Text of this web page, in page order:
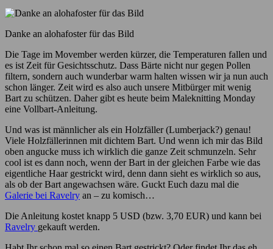
Danke an alohafoster für das Bild
Die Tage im Movember werden kürzer, die Temperaturen fallen und
es ist Zeit für Gesichtsschutz. Dass Bärte nicht nur gegen Pollen
filtern, sondern auch wunderbar warm halten wissen wir ja nun auch
schon länger. Zeit wird es also auch unsere Mitbürger mit wenig
Bart zu schützen. Daher gibt es heute beim Maleknitting Monday
eine Vollbart-Anleitung.
Und was ist männlicher als ein Holzfäller (Lumberjack?) genau!
Viele Holzfällerinnen mit dichtem Bart. Und wenn ich mir das Bild
oben angucke muss ich wirklich die ganze Zeit schmunzeln. Sehr
cool ist es dann noch, wenn der Bart in der gleichen Farbe wie das
eigentliche Haar gestrickt wird, denn dann sieht es wirklich so aus,
als ob der Bart angewachsen wäre. Guckt Euch dazu mal die
Galerie bei Ravelry an – zu komisch…
Die Anleitung kostet knapp 5 USD (bzw. 3,70 EUR) und kann bei
Ravelry gekauft werden.